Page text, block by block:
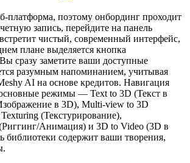
платформа, поэтому онбординг проходит
запись, перейдите на панель
чистый, современный интерфейс,
плане выделяется кнопка
сразу заметите ваши доступные
разумным напоминанием, учитывая
AI на основе кредитов. Навигация
режимы — Text to 3D (Текст в
в 3D), Multi-view to 3D
(Текстурирование),
Анимация) и 3D to Video (3D в
библиотеки содержит ваши творения,